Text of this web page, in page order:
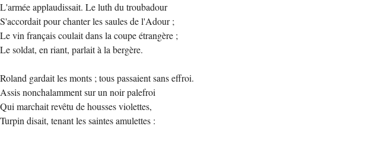
L'armée applaudissait. Le luth du troubadour
S'accordait pour chanter les saules de l'Adour ;
Le vin français coulait dans la coupe étrangère ;
Le soldat, en riant, parlait à la bergère.
Roland gardait les monts ; tous passaient sans effroi.
Assis nonchalamment sur un noir palefroi
Qui marchait revêtu de housses violettes,
Turpin disait, tenant les saintes amulettes :